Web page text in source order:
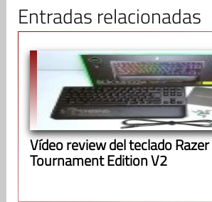
Entradas relacionadas
Vídeo review del teclado
Tournament Edition V2